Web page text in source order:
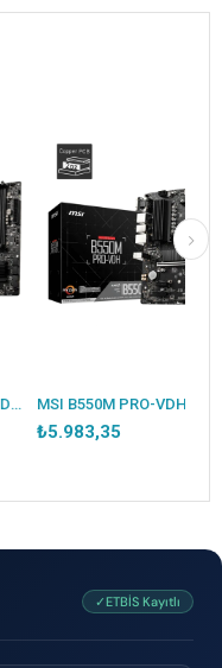
₺5.983,35
✓ETBİS Kayıtlı